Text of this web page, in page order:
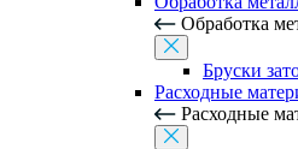
Обработка
Бруски
Расходные
Расходные